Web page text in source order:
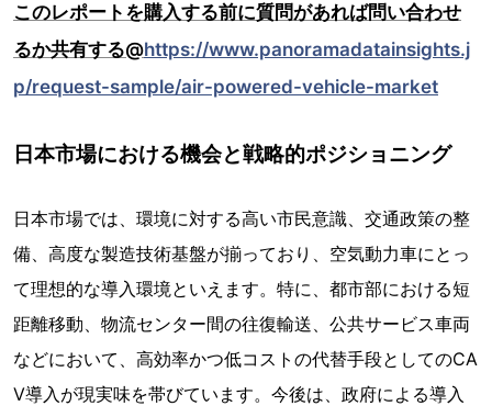
このレポートを購入する前に質問があれば問い合わせ
るか共有する@https://www.panoramadatainsights.j
p/request-sample/air-powered-vehicle-market
日本市場における機会と戦略的ポジショニング
日本市場では、環境に対する高い市民意識、交通政策の整
備、高度な製造技術基盤が揃っており、空気動力車にとっ
て理想的な導入環境といえます。特に、都市部における短
距離移動、物流センター間の往復輸送、公共サービス車両
などにおいて、高効率かつ低コストの代替手段としてのCA
V導入が現実味を帯びています。今後は、政府による導入